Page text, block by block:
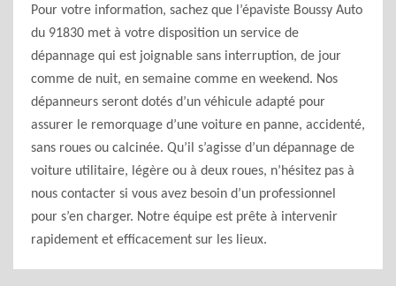
Pour votre information, sachez que l’épaviste Boussy Auto
du 91830 met à votre disposition un service de
dépannage qui est joignable sans interruption, de jour
comme de nuit, en semaine comme en weekend. Nos
dépanneurs seront dotés d’un véhicule adapté pour
assurer le remorquage d’une voiture en panne, accidenté,
sans roues ou calcinée. Qu’il s’agisse d’un dépannage de
voiture utilitaire, légère ou à deux roues, n’hésitez pas à
nous contacter si vous avez besoin d’un professionnel
pour s’en charger. Notre équipe est prête à intervenir
rapidement et efficacement sur les lieux.